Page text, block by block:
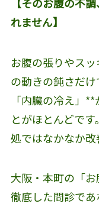
れません】
お腹の張りやス
の動きの鈍さだ
「内臓の冷え」
とがほとんどで
処ではなかなか改
大阪・本町の「お
徹底した問診で